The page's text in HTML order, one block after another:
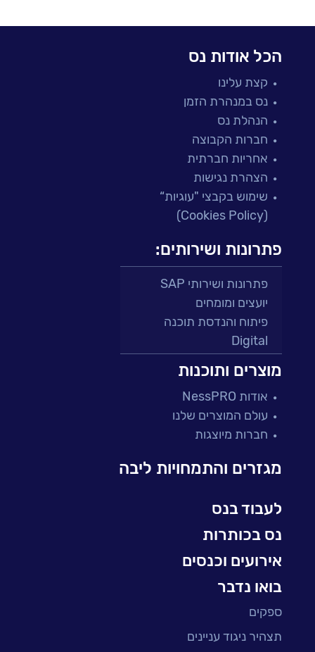
הכל אודות נס
קצת עלינו
נס במנהרת הזמן
הנהלת נס
חברות הקבוצה
אחריות חברתית
הצהרת נגישות
שימוש בקבצי "עוגיות“
(Cookies Policy)
פתרונות ושירותים:
פתרונות ושירותי SAP
יועצים ומומחים
פיתוח והנדסת תוכנה
Digital
פתרונות למגזר הפיננסי
מיקור חוץ ושירותים מנוהלים
בדיקות והבטחת איכות
עולמות הענן
עולמות הסייבר
BI, Analytics & Big-Data
מוצרים ותוכנות
אודות NessPRO
עולם המוצרים שלנו
חברות מיוצגות
מגזרים והתמחויות ליבה
לעבוד בנס
נס בכותרות
אירועים וכנסים
בואו נדבר
ספקים
תצהיר ניגוד עניינים